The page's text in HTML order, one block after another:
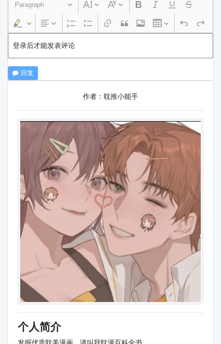
Paragraph
登录后才能发表评论
回复
作者：耽推小能手
个人简介
发掘优质耽美漫画，请叫我耽漫百科全书。